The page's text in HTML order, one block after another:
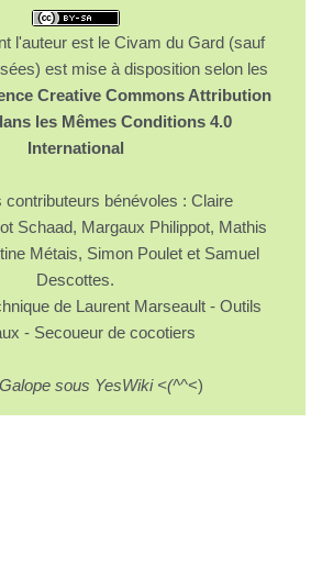
l'auteur est le Civam du Gard (sauf
est mise à disposition selon les
Creative Commons Attribution
les Mêmes Conditions 4.0
International
contributeurs bénévoles : Claire
Schaad, Margaux Philippot, Mathis
Métais, Simon Poulet et Samuel
Descottes.
de Laurent Marseault - Outils
- Secoueur de cocotiers
sous YesWiki <(^^<)